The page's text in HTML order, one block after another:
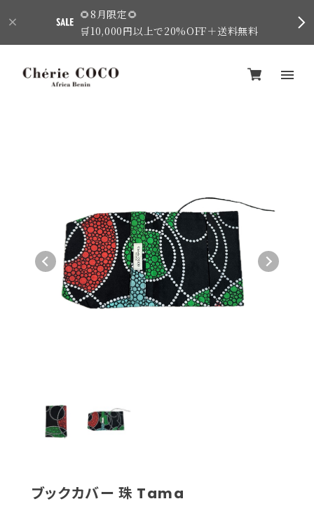
🌻8月限定🌻
🛒10,000円以上で20%OFF＋送料無料
ブックカバー 珠 Tama